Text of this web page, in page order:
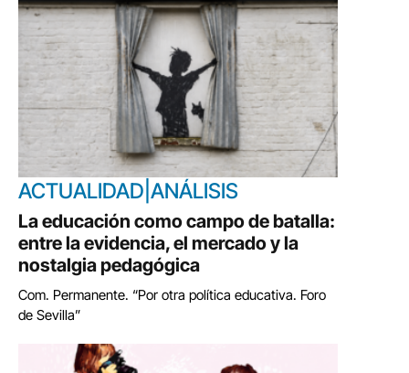
ACTUALIDAD|ANÁLISIS
La educación como campo de batalla:
entre la evidencia, el mercado y la
nostalgia pedagógica
Com. Permanente. “Por otra política educativa. Foro
de Sevilla”